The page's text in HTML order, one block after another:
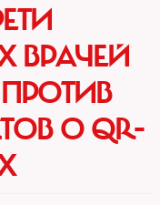
ВРАЧЕЙ
О QR-